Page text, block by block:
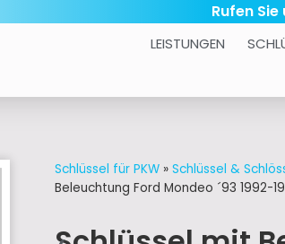
Rufen
LEISTUNGEN
Schlüssel für PKW » Schlüssel &
Beleuchtung Ford Mondeo ´93 1992-